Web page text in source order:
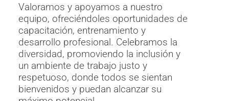
Valoramos y apoyamos a nuestro
equipo, ofreciéndoles oportunidades de
capacitación, entrenamiento y
desarrollo profesional. Celebramos la
diversidad, promoviendo la inclusión y
un ambiente de trabajo justo y
respetuoso, donde todos se sientan
bienvenidos y puedan alcanzar su